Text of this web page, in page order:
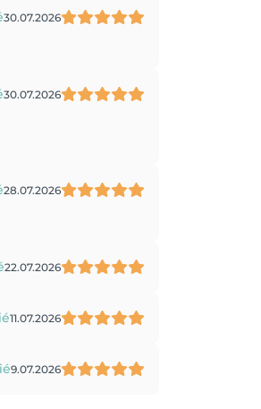
30.07.2026
30.07.2026
28.07.2026
22.07.2026
11.07.2026
9.07.2026